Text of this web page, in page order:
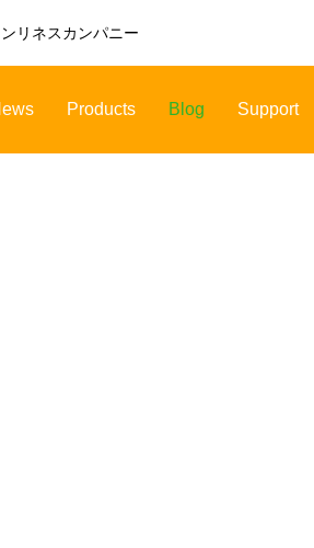
リネスカンパニー
Products Blog Support